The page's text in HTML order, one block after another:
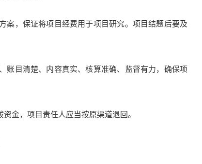
案，保证将项目经费用于项目研究。项目结题后要及
账目清楚、内容真实、核算准确、监督有力，确保项
金，项目责任人应当按原渠道退回。